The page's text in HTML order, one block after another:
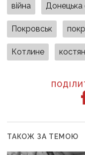
війна Донецька
Покровськ
Котлине
ТАКОЖ ЗА ТЕМОЮ